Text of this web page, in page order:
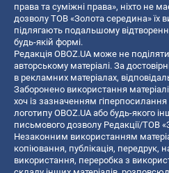
права та суміжні права», ніхто не
дозволу ТОВ «Золота середина» їх
підлягають подальшому
будь-якій формі.
Редакція OBOZ.UA може не
авторському матеріалі. За
в рекламних матеріалах,
Заборонено використання
хоч із зазначенням гіперпосилання
логотипу OBOZ.UA або будь-якого
письмового дозволу Редакції/ТОВ
Незаконним використанням
копiювання, публiкацiя, передрук,
використання, переробка з